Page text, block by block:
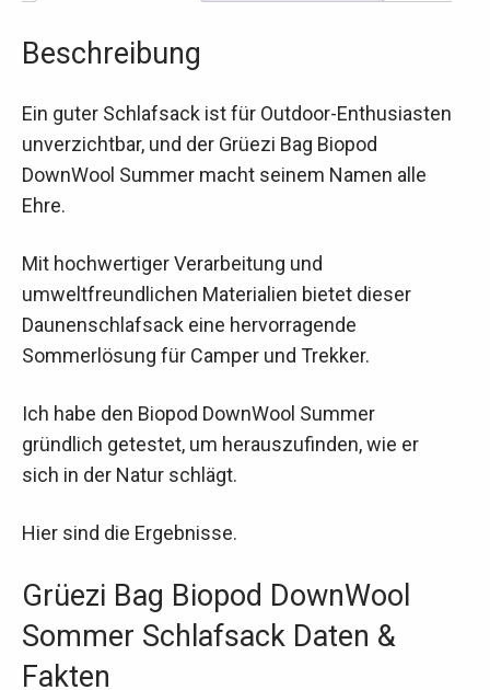
Beschreibung
Ein guter Schlafsack ist für Outdoor-Enthusiasten
unverzichtbar, und der Grüezi Bag Biopod
DownWool Summer macht seinem Namen alle
Ehre.
Mit hochwertiger Verarbeitung und
umweltfreundlichen Materialien bietet dieser
Daunenschlafsack eine hervorragende
Sommerlösung für Camper und Trekker.
Ich habe den Biopod DownWool Summer
gründlich getestet, um herauszufinden, wie er
sich in der Natur schlägt.
Hier sind die Ergebnisse.
Grüezi Bag Biopod DownWool
Sommer Schlafsack Daten &
Fakten